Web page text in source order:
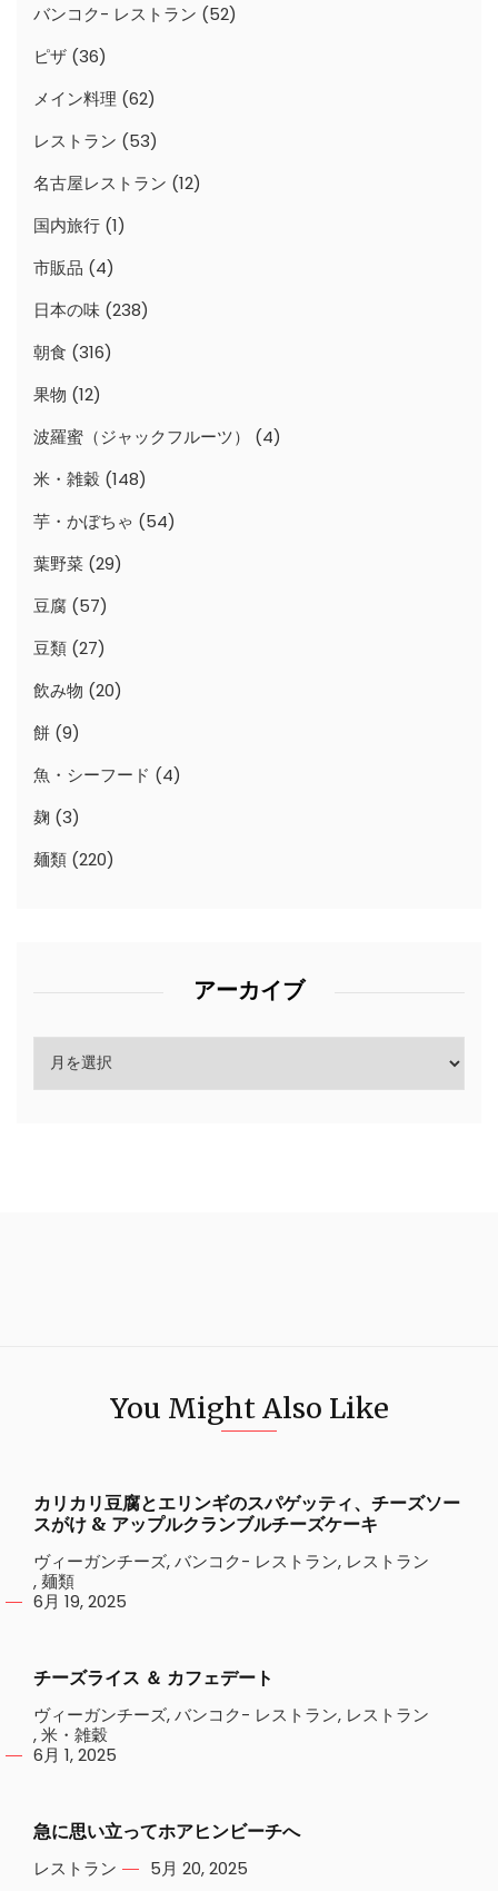
バンコク- レストラン (52)
ピザ (36)
メイン料理 (62)
レストラン (53)
名古屋レストラン (12)
国内旅行 (1)
市販品 (4)
日本の味 (238)
朝食 (316)
果物 (12)
波羅蜜（ジャックフルーツ）
(4)
米・雑穀 (148)
芋・かぼちゃ (54)
葉野菜 (29)
豆腐 (57)
豆類 (27)
飲み物 (20)
餅 (9)
魚・シーフード (4)
麹 (3)
麺類 (220)
アーカイブ
You Might Also Like
カリカリ豆腐とエリンギのスパゲッティ、チーズソー
スがけ & アップルクランブルチーズケーキ
ヴィーガンチーズ,バンコク- レストラン, レストラン
,麺類
6月 19, 2025
チーズライス ＆ カフェデート
ヴィーガンチーズ,バンコク- レストラン, レストラン
,米・雑穀
6月 1, 2025
急に思い立ってホアヒンビーチへ
レストラン 5月 20, 2025